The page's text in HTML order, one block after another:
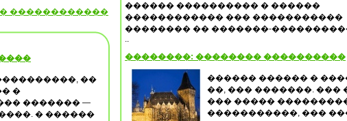
������������
��
�
������� —
� ������
������ ���������� � ������
������������ ��� �����������
�������� �� �������-
..
��������: �������� ����������
������ ������ �
��, ��� �������. ���
��� �����
�����������, ���